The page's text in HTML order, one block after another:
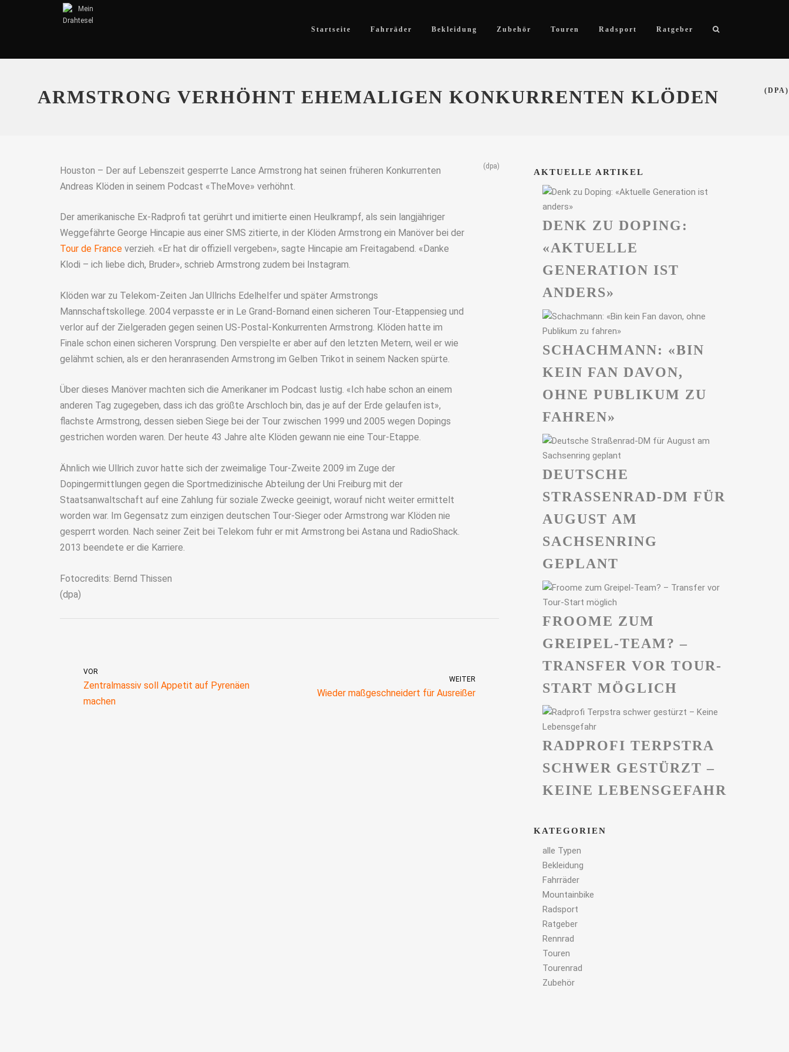
Startseite Fahrräder Bekleidung Zubehör Touren Radsport Ratgeber
ARMSTRONG VERHÖHNT EHEMALIGEN KONKURRENTEN KLÖDEN (DPA)
Houston – Der auf Lebenszeit gesperrte Lance Armstrong hat seinen früheren Konkurrenten
Andreas Klöden in seinem Podcast «TheMove» verhöhnt.
Der amerikanische Ex-Radprofi tat gerührt und imitierte einen Heulkrampf, als sein langjähriger
Weggefährte George Hincapie aus einer SMS zitierte, in der Klöden Armstrong ein Manöver bei der
Tour de France verzieh. «Er hat dir offiziell vergeben», sagte Hincapie am Freitagabend. «Danke
Klodi – ich liebe dich, Bruder», schrieb Armstrong zudem bei Instagram.
Klöden war zu Telekom-Zeiten Jan Ullrichs Edelhelfer und später Armstrongs
Mannschaftskollege. 2004 verpasste er in Le Grand-Bornand einen sicheren Tour-Etappensieg und
verlor auf der Zielgeraden gegen seinen US-Postal-Konkurrenten Armstrong. Klöden hatte im
Finale schon einen sicheren Vorsprung. Den verspielte er aber auf den letzten Metern, weil er wie
gelähmt schien, als er den heranrasenden Armstrong im Gelben Trikot in seinem Nacken spürte.
Über dieses Manöver machten sich die Amerikaner im Podcast lustig. «Ich habe schon an einem
anderen Tag zugegeben, dass ich das größte Arschloch bin, das je auf der Erde gelaufen ist»,
flachste Armstrong, dessen sieben Siege bei der Tour zwischen 1999 und 2005 wegen Dopings
gestrichen worden waren. Der heute 43 Jahre alte Klöden gewann nie eine Tour-Etappe.
Ähnlich wie Ullrich zuvor hatte sich der zweimalige Tour-Zweite 2009 im Zuge der
Dopingermittlungen gegen die Sportmedizinische Abteilung der Uni Freiburg mit der
Staatsanwaltschaft auf eine Zahlung für soziale Zwecke geeinigt, worauf nicht weiter ermittelt
worden war. Im Gegensatz zum einzigen deutschen Tour-Sieger oder Armstrong war Klöden nie
gesperrt worden. Nach seiner Zeit bei Telekom fuhr er mit Armstrong bei Astana und RadioShack.
2013 beendete er die Karriere.
Fotocredits: Bernd Thissen
(dpa)
(dpa)
VOR
Zentralmassiv soll Appetit auf Pyrenäen
machen
WEITER
Wieder maßgeschneidert für Ausreißer
AKTUELLE ARTIKEL
DENK ZU DOPING:
«AKTUELLE
GENERATION IST
ANDERS»
SCHACHMANN: «BIN
KEIN FAN DAVON,
OHNE PUBLIKUM ZU
FAHREN»
DEUTSCHE
STRASSENRAD-DM FÜR A
UGUST AM S
ACHSENRING G
EPLANT
FROOME ZUM
GREIPEL-TEAM? –
TRANSFER VOR TOUR-
START MÖGLICH
RADPROFI TERPSTRA
SCHWER GESTÜRZT –
KEINE LEBENSGEFAHR
KATEGORIEN
alle Typen
Bekleidung
Fahrräder
Mountainbike
Radsport
Ratgeber
Rennrad
Touren
Tourenrad
Zubehör